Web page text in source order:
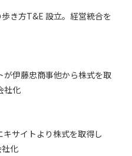
き方T&E 設立。経営統合を
が伊藤忠商事他から株式を取
社化
キサイトより株式を取得し
化